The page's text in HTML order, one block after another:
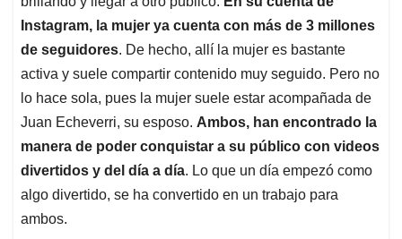
Instagram, la mujer ya cuenta con más de 3 millones
de seguidores. De hecho, allí la mujer es bastante
activa y suele compartir contenido muy seguido. Pero no
lo hace sola, pues la mujer suele estar acompañada de
Juan Echeverri, su esposo. Ambos, han encontrado la
manera de poder conquistar a su público con videos
divertidos y del día a día. Lo que un día empezó como
algo divertido, se ha convertido en un trabajo para
ambos.